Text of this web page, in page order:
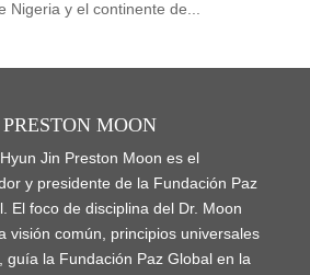
Nigeria y el continente de...
MOON
Jin Preston Moon es el
y presidente de la Fundación Paz
El foco de disciplina del Dr. Moon
visión común, principios universales
guía la Fundación Paz Global en la